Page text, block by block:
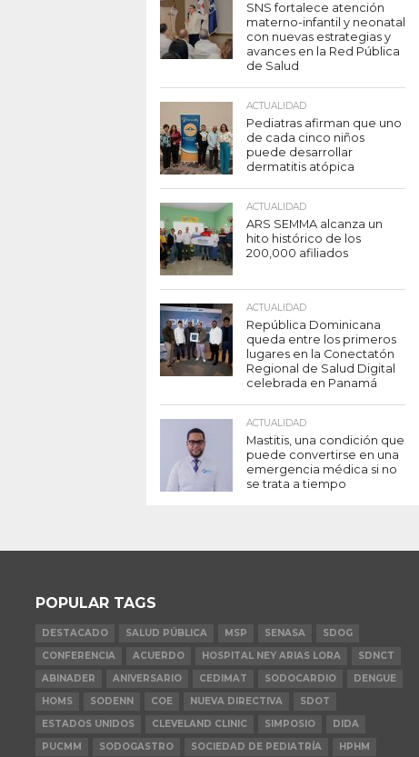
SNS fortalece atención
materno-infantil y neonatal
con nuevas estrategias y
avances en la Red Pública
de Salud
ACTUALIDAD
Pediatras afirman que uno
de cada cinco niños
puede desarrollar
dermatitis atópica
ACTUALIDAD
ARS SEMMA alcanza un
hito histórico de los
200,000 afiliados
ACTUALIDAD
República Dominicana
queda entre los primeros
lugares en la Conectatón
Regional de Salud Digital
celebrada en Panamá
ACTUALIDAD
Mastitis, una condición que
puede convertirse en una
emergencia médica si no
se trata a tiempo
POPULAR TAGS
DESTACADO SALUD PÚBLICA MSP SENASA
SDOG
CONFERENCIA
ACUERDO HOSPITAL NEY ARIAS LORA
SDNCT
ABINADER
ANIVERSARIO CEDIMAT SODOCARDIO
DENGUE
HOMS
SODENN COE NUEVA DIRECTIVA
SDOT
ESTADOS UNIDOS
CLEVELAND CLINIC SIMPOSIO
DIDA
PUCMM
SODOGASTRO SOCIEDAD DE PEDIATRÍA HPHM